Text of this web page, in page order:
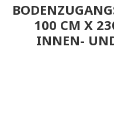
100 CM X
INNEN- UND